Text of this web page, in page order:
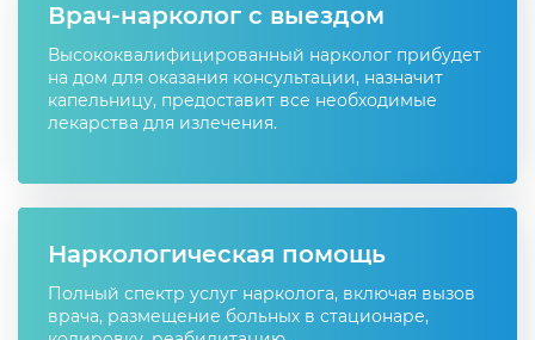
Врач-нарколог с выездом
Высококвалифицированный нарколог прибудет
на дом для оказания консультации, назначит
капельницу, предоставит все необходимые
лекарства для излечения.
Наркологическая помощь
Полный спектр услуг нарколога, включая вызов
врача, размещение больных в стационаре,